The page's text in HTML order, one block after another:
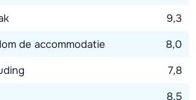
9,3
de accommodatie
8,0
7,8
8,5